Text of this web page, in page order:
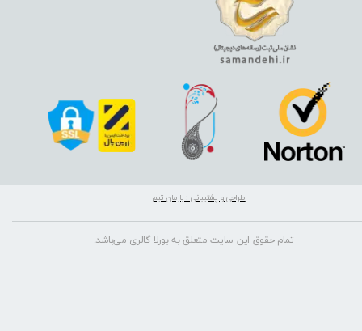
تمام حقوق این سایت متعلق به بورلا گالری می‌باشد.
طراحی و پشتیبانی : بارمان تیم